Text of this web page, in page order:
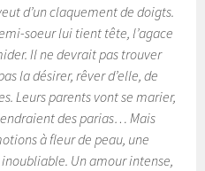
d’un claquement de doigts.
soeur lui tient tête, l’agace
Il ne devrait pas trouver
la désirer, rêver d’elle, de
Leurs parents vont se marier,
des parias… Mais
à fleur de peau, une
Un amour intense,